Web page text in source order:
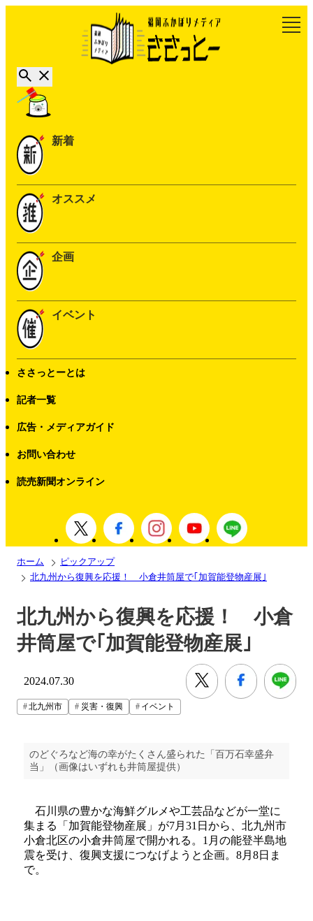
新着
オススメ
企画
イベント
ささっとーとは
記者一覧
広告・メディアガイド
お問い合わせ
読売新聞オンライン
ホーム
ピックアップ
北九州から復興を応援！ 小倉井筒屋で｢加賀能登物産展｣
北九州から復興を応援！ 小倉
井筒屋で｢加賀能登物産展｣
2024.07.30
北九州市 災害・復興 イベント
のどぐろなど海の幸がたくさん盛られた「百万石幸盛弁
当」（画像はいずれも井筒屋提供）
石川県の豊かな海鮮グルメや工芸品などが一堂に
集まる「加賀能登物産展」が7月31日から、北九州市
小倉北区の小倉井筒屋で開かれる。1月の能登半島地
震を受け、復興支援につなげようと企画。8月8日ま
で。